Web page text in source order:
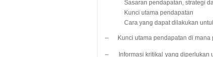
Sasaran pendapatan, strategi
Kunci utama pendapatan
Cara yang dapat dilakukan
– Kunci utama pendapatan di mana
– Informasi kritikal yang diperlukan